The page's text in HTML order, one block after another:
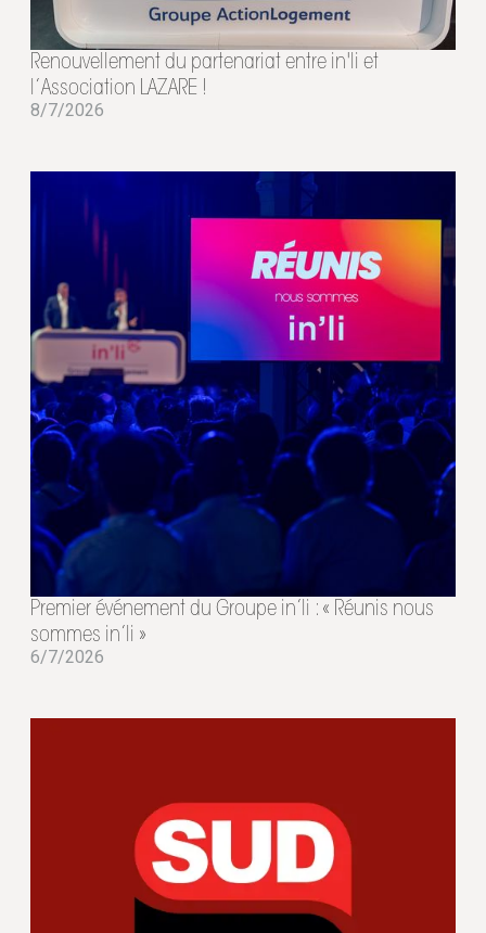
Renouvellement du partenariat entre in'li et
l’Association LAZARE !
8/7/2026
Premier événement du Groupe in’li : « Réunis nous
sommes in’li »
6/7/2026